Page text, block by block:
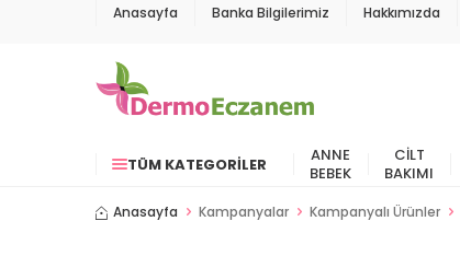
Anasayfa Banka Bilgilerimiz Hakkımızda
TÜM KATEGORILER
ANNE
BEBEK
CILT
BAKIMI
Anasayfa Kampanyalar Kampanyalı Ürünler